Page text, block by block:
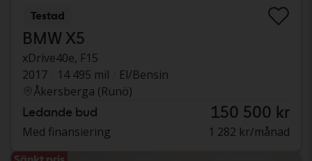
Testad
BMW X5
xDrive40e, F15
2017
14 495 mil
El/Bensin
Åkersberga (Runö)
Ledande bud 150 500 kr
Med finansiering 1 282 kr/månad